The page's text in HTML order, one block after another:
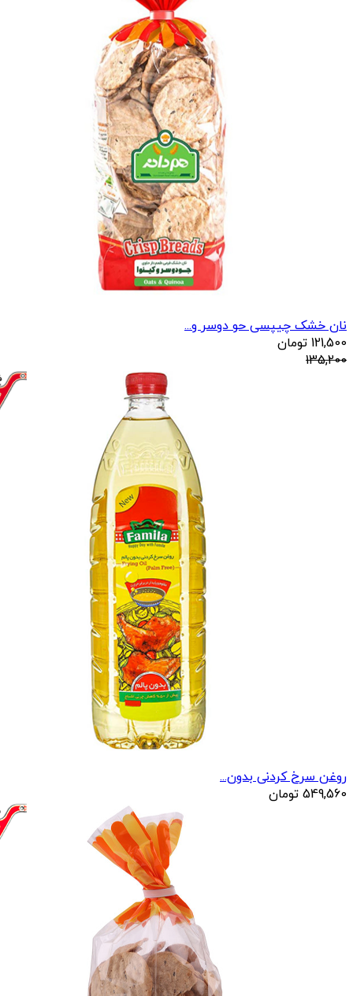
نان خشک چیپسی حو دوسر و...
121,500 تومان
135,200
روغن سرخ کردنی بدون...
549,560 تومان